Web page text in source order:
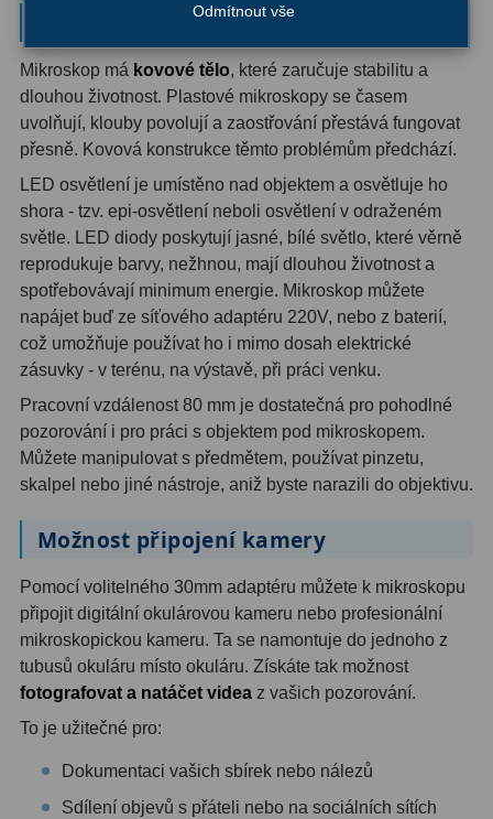
Turistické9
Pro pozorování přírody a
ornitologie
Monokuláry20
Dárkové1
Binokulární dalekohledy
Astronomické
Lovecké a turistické114
Univerzální
Kapesní14
Sportovní54
Divadelní
Dálkoměry a Noční vidění 17
Noční vidění8
Technické řešení a kvalita zpracování
Mikroskop má kovové tělo, které zaručuje stabilitu a
dlouhou životnost. Plastové mikroskopy se časem
uvolňují, klouby povolují a zaostřování přestává fungovat
přesně. Kovová konstrukce těmto problémům předchází.
LED osvětlení je umístěno nad objektem a osvětluje ho
shora - tzv. epi-osvětlení neboli osvětlení v odraženém
světle. LED diody poskytují jasné, bílé světlo, které věrně
reprodukuje barvy, nežhnou, mají dlouhou životnost a
spotřebovávají minimum energie. Mikroskop můžete
napájet buď ze síťového adaptéru 220V, nebo z baterií,
což umožňuje používat ho i mimo dosah elektrické
zásuvky - v terénu, na výstavě, při práci venku.
Pracovní vzdálenost 80 mm je dostatečná pro pohodlné
pozorování i pro práci s objektem pod mikroskopem.
Můžete manipulovat s předmětem, používat pinzetu,
skalpel nebo jiné nástroje, aniž byste narazili do objektivu.
Možnost připojení kamery
Pomocí volitelného 30mm adaptéru můžete k mikroskopu
připojit digitální okulárovou kameru nebo profesionální
mikroskopickou kameru. Ta se namontuje do jednoho z
tubusů okuláru místo okuláru. Získáte tak možnost
fotografovat a natáčet videa z vašich pozorování.
To je užitečné pro:
Dokumentaci vašich sbírek nebo nálezů
Sdílení objevů s přáteli nebo na sociálních sítích
Odmítnout vše